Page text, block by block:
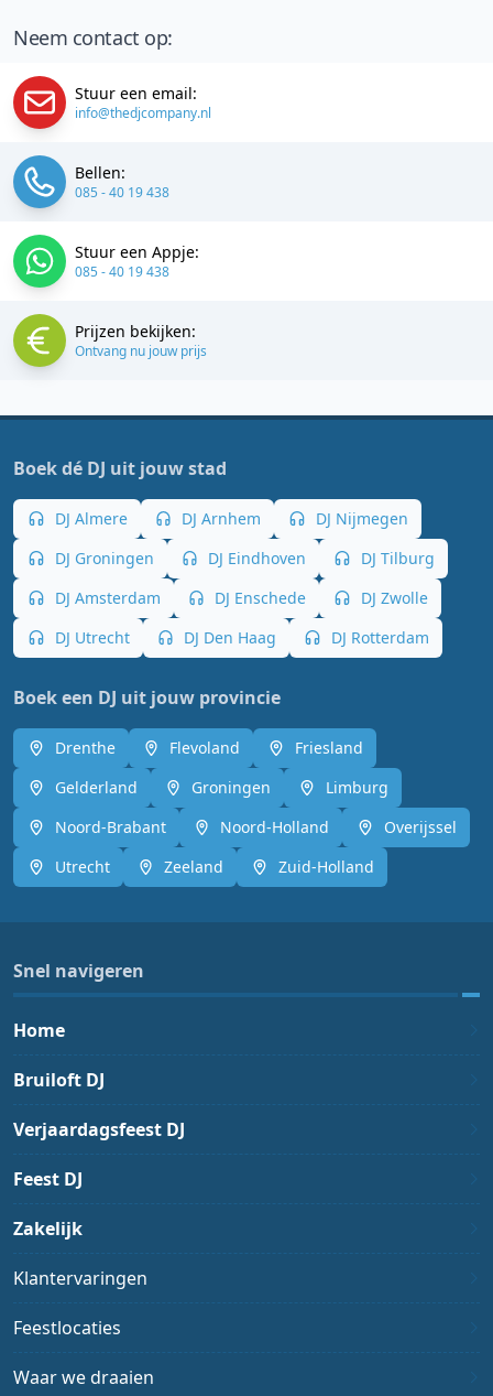
Neem contact op:
Stuur een email:
info@thedjcompany.nl
Bellen:
085 - 40 19 438
Stuur een Appje:
085 - 40 19 438
Prijzen bekijken:
Ontvang nu jouw prijs
Boek dé DJ uit jouw stad
DJ Almere DJ Arnhem
DJ Nijmegen
DJ Groningen
DJ Eindhoven
DJ Tilburg
DJ Amsterdam
DJ Enschede
DJ Zwolle
DJ Utrecht
DJ Den Haag DJ Rotterdam
Boek een DJ uit jouw provincie
Drenthe Flevoland
Friesland
Gelderland
Groningen
Limburg
Noord-Brabant
Noord-Holland
Overijssel
Utrecht
Zeeland Zuid-Holland
Snel navigeren
Home
Bruiloft DJ
Verjaardagsfeest DJ
Feest DJ
Zakelijk
Klantervaringen
Feestlocaties
Waar we draaien